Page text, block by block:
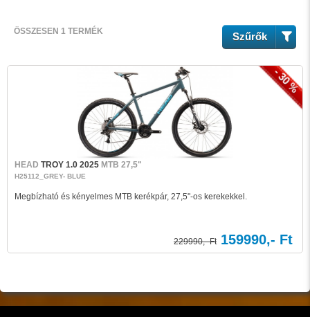
Szűrők
ÖSSZESEN 1 TERMÉK
- 30 %
HEAD TROY 1.0 2025 MTB 27,5"
H25112_GREY- BLUE
Megbízható és kényelmes MTB kerékpár, 27,5"-os kerekekkel.
229990,- Ft 159990,- Ft